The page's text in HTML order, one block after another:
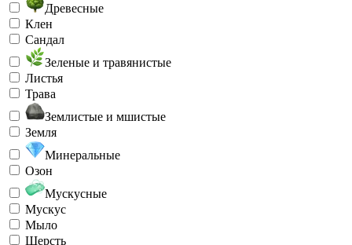
Древесные
Клен
Сандал
Зеленые и травянистые
Листья
Трава
Землистые и мшистые
Земля
Минеральные
Озон
Мускусные
Мускус
Мыло
Шерсть